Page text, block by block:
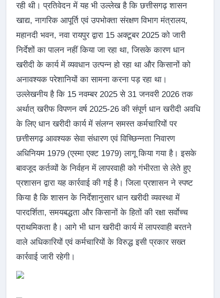
रही थी। प्रतिवेदन में यह भी उल्लेख है कि छत्तीसगढ़ शासन
खाद्य, नागरिक आपूर्ति एवं उपभोक्ता संरक्षण विभाग मंत्रालय,
महानदी भवन, नवा रायपुर द्वारा 15 अक्टूबर 2025 को जारी
निर्देशों का पालन नहीं किया जा रहा था, जिसके कारण धान
खरीदी के कार्य में व्यवधान उत्पन्न हो रहा था और किसानों को
अनावश्यक परेशानियों का सामना करना पड़ रहा था।
उल्लेखनीय है कि 15 नवम्बर 2025 से 31 जनवरी 2026 तक
अर्थात् खरीफ विपणन वर्ष 2025-26 की संपूर्ण धान खरीदी अवधि
के लिए धान खरीदी कार्य में संलग्न समस्त कर्मचारियों पर
छत्तीसगढ़ आवश्यक सेवा संधारण एवं विच्छिन्नता निवारण
अधिनियम 1979 (एस्मा एक्ट 1979) लागू किया गया है। इसके
बावजूद कर्तव्यों के निर्वहन में लापरवाही को गंभीरता से लेते हुए
प्रशासन द्वारा यह कार्रवाई की गई है। जिला प्रशासन ने स्पष्ट
किया है कि शासन के निर्देशानुसार धान खरीदी व्यवस्था में
पारदर्शिता, समयबद्धता और किसानों के हितों की रक्षा सर्वाेच्च
प्राथमिकता है। आगे भी धान खरीदी कार्य में लापरवाही बरतने
वाले अधिकारियों एवं कर्मचारियों के विरुद्ध इसी प्रकार सख्त
कार्रवाई जारी रहेगी।